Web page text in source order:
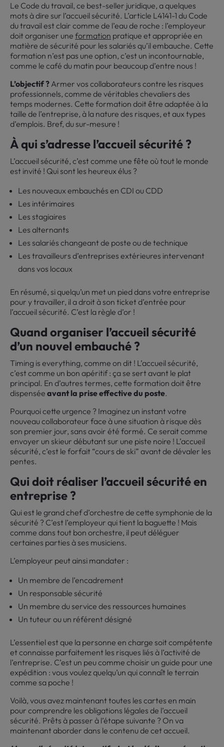
Le Code du travail, ce best-seller juridique, a quelques
mots à dire sur l’accueil sécurité. L’article L4141-1 du Code
du travail est clair comme de l’eau de roche : l’employeur
doit organiser uneformation pratique et appropriée en
matière de sécurité pour les salariés qu’il embauche. Cette
formation n’est pas une option, c’est un incontournable,
comme le café du matin pour beaucoup d’entre nous !
L’objectif ? Armer vos collaborateurs contre les risques
professionnels, comme de véritables chevaliers des
temps modernes. Cette formation doit être adaptée à la
taille de l’entreprise, à la nature des risques, et aux types
d’emplois. Bref, du sur-mesure !
À qui s’adresse l’accueil sécurité ?
L’accueil sécurité, c’est comme une fête où tout le monde
est invité ! Qui sont les heureux élus ?
Les nouveaux embauchés en CDI ou CDD
Les intérimaires
Les stagiaires
Les alternants
Les salariés changeant de poste ou de technique
Les travailleurs d’entreprises extérieures intervenant
dans vos locaux
En résumé, si quelqu’un met un pied dans votre entreprise
pour y travailler, il a droit à son ticket d’entrée pour
l’accueil sécurité. C’est la règle d’or !
Quand organiser l’accueil sécurité
d’un nouvel embauché ?
Timing is everything, comme on dit ! L’accueil sécurité,
c’est comme un bon apéritif : ça se sert avant le plat
principal. En d’autres termes, cette formation doit être
dispenséeavant la prise effective du poste.
Pourquoi cette urgence ? Imaginez un instant votre
nouveau collaborateur face à une situation à risque dès
son premier jour, sans avoir été formé. Ce serait comme
envoyer un skieur débutant sur une piste noire ! L’accueil
sécurité, c’est le forfait “cours de ski” avant de dévaler les
pentes.
Qui doit réaliser l’accueil sécurité en
entreprise ?
Qui est le grand chef d’orchestre de cette symphonie de la
sécurité ? C’est l’employeur qui tient la baguette ! Mais
comme dans tout bon orchestre, il peut déléguer
certaines parties à ses musiciens.
L’employeur peut ainsi mandater :
Un membre de l’encadrement
Un responsable sécurité
Un membre du service des ressources humaines
Un tuteur ou un référent désigné
L’essentiel est que la personne en charge soit compétente
et connaisse parfaitement les risques liés à l’activité de
l’entreprise. C’est un peu comme choisir un guide pour une
expédition : vous voulez quelqu’un qui connaît le terrain
comme sa poche !
Voilà, vous avez maintenant toutes les cartes en main
pour comprendre les obligations légales de l’accueil
sécurité. Prêts à passer à l’étape suivante ? On va
maintenant aborder dans le contenu de cet accueil.